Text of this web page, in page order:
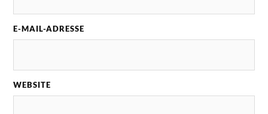
E-MAIL-ADRESSE
WEBSITE